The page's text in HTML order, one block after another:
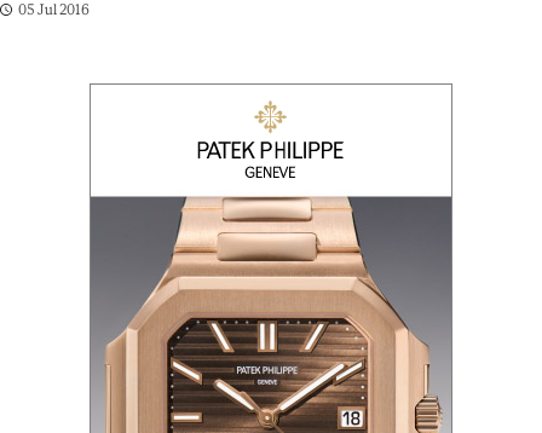
05 Jul 2016